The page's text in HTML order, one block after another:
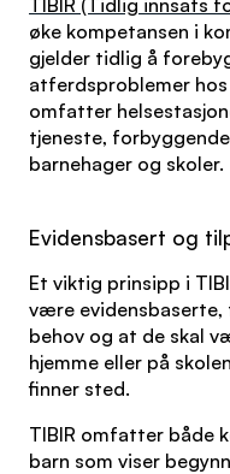
TIBIR (Tidlig innsats
øke kompetansen i
gjelder tidlig å
atferdsproblemer
omfatter
tjeneste,
barnehager og skoler.
Evidensbasert og
Et viktig prinsipp i
være evidensbaserte,
behov og at de skal
hjemme eller på
finner sted.
TIBIR omfatter både
barn som viser